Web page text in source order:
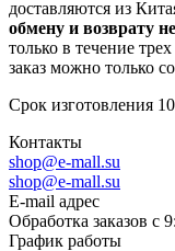
доставляются из
обмену и возврату
только в течение
заказ можно только
Срок изготовления
Контакты
shop@e-mall.su
shop@e-mall.su
E-mail адрес
Обработка заказов
График работы